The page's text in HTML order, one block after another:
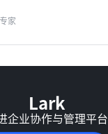
家
Lark
企业协作与管理平台